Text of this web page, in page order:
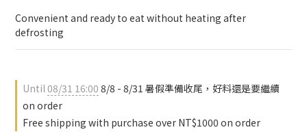
Convenient and ready to eat without heating after
defrosting
Until08/31 16:00 8/8 - 8/31 暑假準備收尾，好料還是要繼續
on order
Free shipping with purchase over NT$1000 on order